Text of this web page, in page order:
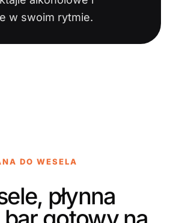
w swoim rytmie.
DO WESELA
płynna